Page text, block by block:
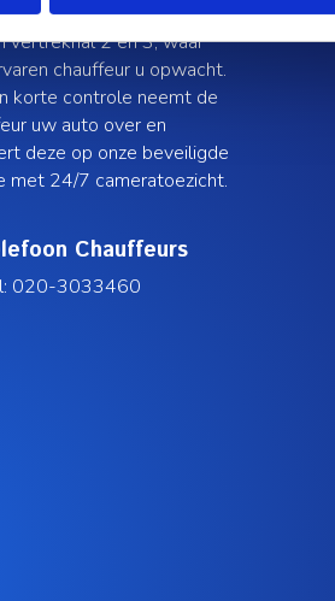
parkeert u uw auto
vertrekhal 2 en 3, waar
chauffeur u opwacht.
korte controle neemt de
uw auto over en
deze op onze beveiligde
met 24/7 cameratoezicht.
Chauffeurs
020-3033460